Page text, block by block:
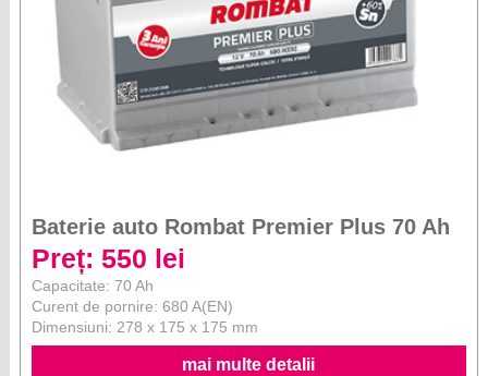
Baterie auto Rombat Premier Plus 70 Ah
Preț: 550 lei
Capacitate: 70 Ah
Curent de pornire: 680 A(EN)
Dimensiuni: 278 x 175 x 175 mm
mai multe detalii